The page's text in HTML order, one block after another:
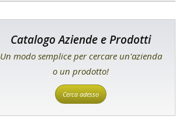
Catalogo Aziende e Prodotti
Un modo semplice per cercare un'azienda
o un prodotto!
Cerca adesso